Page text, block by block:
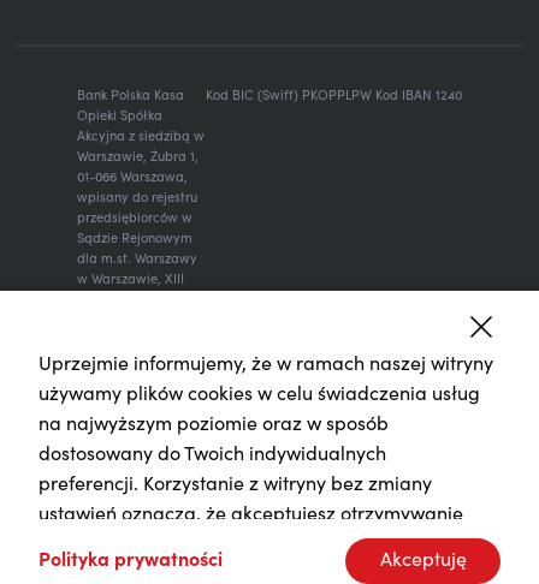
Bank Polska Kasa
Opieki Spółka
Akcyjna z siedzibą w
Warszawie, Żubra 1,
01-066 Warszawa,
wpisany do rejestru
przedsiębiorców w
Sądzie Rejonowym
dla m.st. Warszawy
w Warszawie, XIII
Sądowego, KRS:
526-00-06-841,
REGON: 000010205,
wysokość kapitału
zakładowego i
kapitału
wpłaconego: 262
Kod BIC (Swift) PKOPPLPW Kod IBAN 1240
Uprzejmie informujemy, że w ramach naszej witryny
używamy plików cookies w celu świadczenia usług
na najwyższym poziomie oraz w sposób
dostosowany do Twoich indywidualnych
preferencji. Korzystanie z witryny bez zmiany
ustawień oznacza, że akceptujesz otrzymywanie
plików cookies. Zmiany ustawień dla plików cookies
możesz dokonać w każdym momencie użytkowania
Polityka prywatności Akceptuję